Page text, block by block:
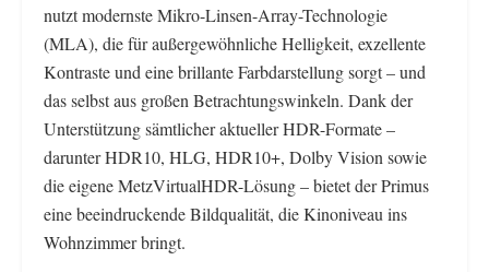
nutzt modernste Mikro-Linsen-Array-Technologie
(MLA), die für außergewöhnliche Helligkeit, exzellente
Kontraste und eine brillante Farbdarstellung sorgt – und
das selbst aus großen Betrachtungswinkeln. Dank der
Unterstützung sämtlicher aktueller HDR-Formate –
darunter HDR10, HLG, HDR10+, Dolby Vision sowie
die eigene MetzVirtualHDR-Lösung – bietet der Primus
eine beeindruckende Bildqualität, die Kinoniveau ins
Wohnzimmer bringt.